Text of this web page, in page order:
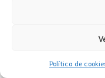
Política de
Josephtup